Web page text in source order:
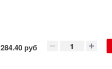
284.40 руб